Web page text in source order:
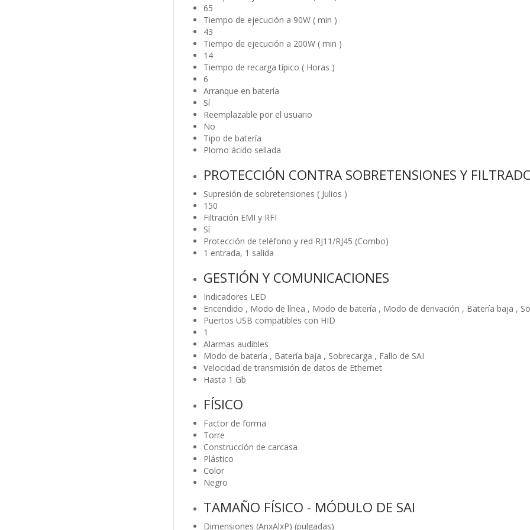
65
Tiempo de ejecución a 90W ( min )
43
Tiempo de ejecución a 200W ( min )
14
Tiempo de recarga típico ( Horas )
6
Arranque en batería
Sí
Reemplazable por el usuario
No
Tipo de batería
Plomo ácido sellada
PROTECCIÓN CONTRA SOBRETENSIONES Y
Supresión de sobretensiones ( Julios )
150
Filtración EMI y RFI
Sí
Protección de teléfono y red RJ11/RJ45 (Combo)
1 entrada, 1 salida
GESTIÓN Y COMUNICACIONES
Indicadores LED
Encendido , Modo de línea , Modo de batería , Modo de derivación , Batería baja ,
Puertos USB compatibles con HID
1
Alarmas audibles
Modo de batería , Batería baja , Sobrecarga , Fallo de SAI
Velocidad de transmisión de datos de Ethernet
Hasta 1 Gb
FÍSICO
Factor de forma
Torre
Construcción de carcasa
Plástico
Color
Negro
TAMAÑO FÍSICO - MÓDULO DE SAI
Dimensiones (AnxAlxP) (pulgadas)